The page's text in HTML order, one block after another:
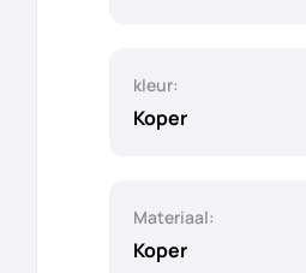
kleur:
Koper
Materiaal:
Koper